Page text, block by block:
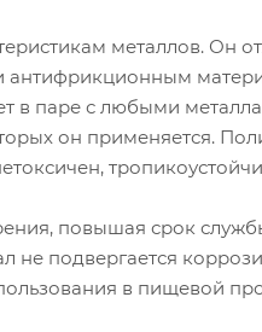
металлов. Он
антифрикционным
в паре с любыми
он применяется.
повышая срок
не подвергается
в пищевой